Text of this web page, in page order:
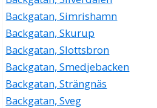
Backgatan, Simrishamn
Backgatan, Skurup
Backgatan, Slottsbron
Backgatan, Smedjebacken
Backgatan, Strängnäs
Backgatan, Sveg